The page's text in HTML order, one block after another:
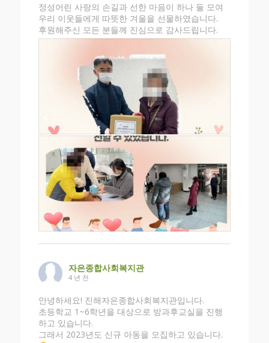
정성어린 사랑의 손길과 선한 마음이 하나 둘 모여
우리 이웃들에게 따뜻한 겨울을 선물하였습니다.
후원해주신 모든 분들께 진심으로 감사드립니다.
자은종합사회복지관
4 년 전
안녕하세요! 진해자은종합사회복지관입니다.
초등학교 1~6학년을 대상으로 방과후교실을 진행
하고 있습니다.
그래서 2023년도 신규 아동을 모집하고 있습니다.